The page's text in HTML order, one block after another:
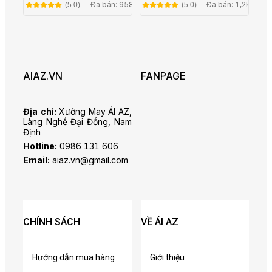
(5.0) Đã bán: 958 (5.0) Đã bán: 1,2k
AIAZ.VN
Địa chỉ: Xưởng May ÁI AZ,
Làng Nghề Đại Đồng, Nam
Định
Email: aiaz.vn@gmail.com
Hotline: 0986 131 606
FANPAGE
Giới thiệu
VỀ ÁI AZ
Hướng dẫn mua hàng
CHÍNH SÁCH